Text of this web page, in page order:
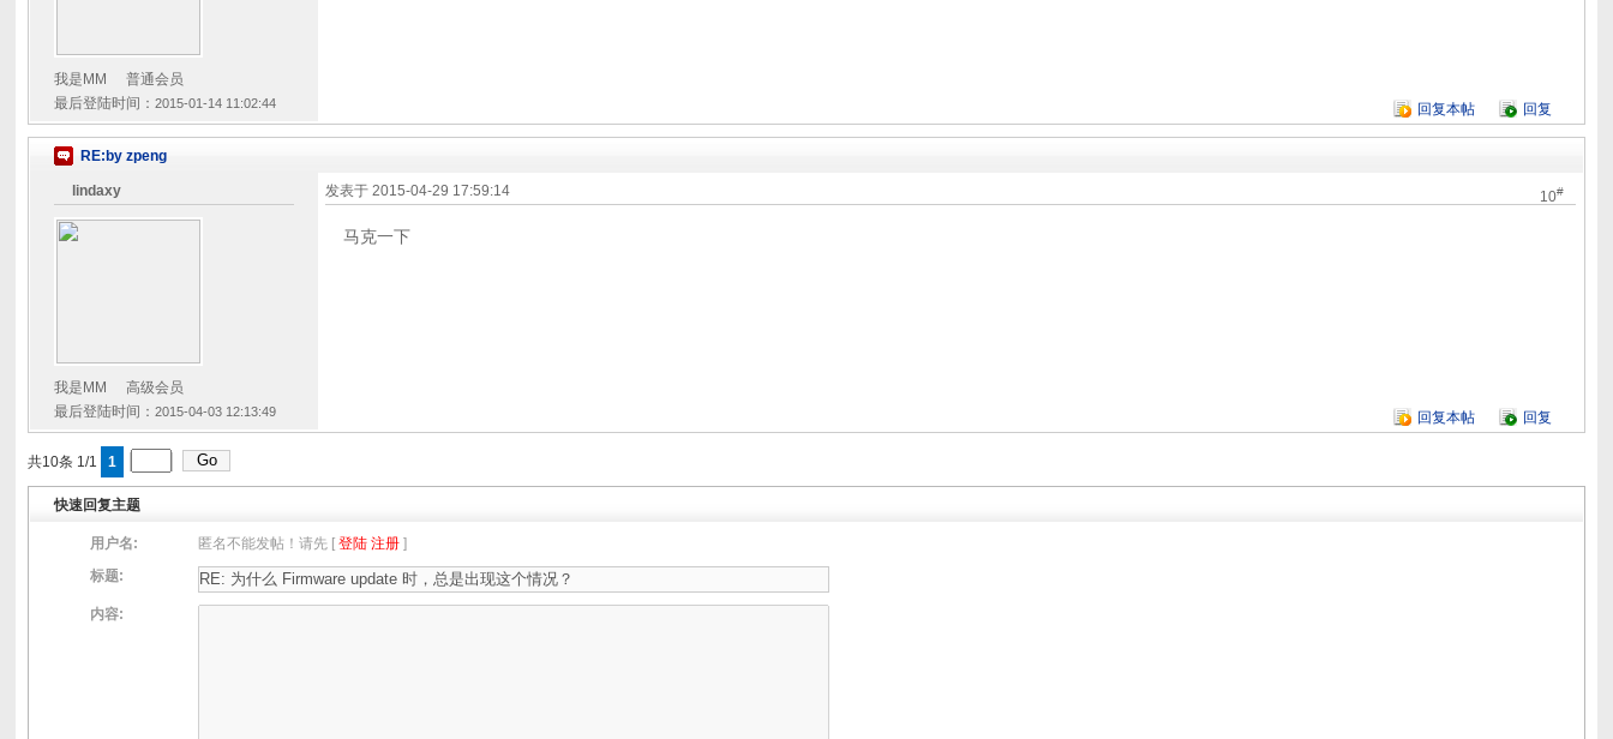
我是MM
普通会员
最后登陆时间：2015-01-14 11:02:44 回复
回复本帖
RE:by zpeng
lindaxy
我是MM
高级会员
最后登陆时间：2015-04-03 12:13:49
10#
发表于2015-04-29 17:59:14
马克一下
回复
回复本帖
共10条 1/1 1
快速回复主题
用户名: 匿名不能发帖！请先 [登陆 注册 ]
标题:
内容: